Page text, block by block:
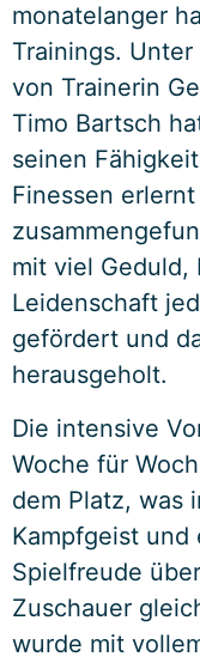
monatelanger
Trainings.
von Trainerin
Timo Bartsch
seinen
Finessen
mit viel Geduld,
Leidenschaft
gefördert und
herausgeholt.
Die intensive
Woche für
dem Platz, was
Kampfgeist
Spielfreude
Zuschauer
wurde mit